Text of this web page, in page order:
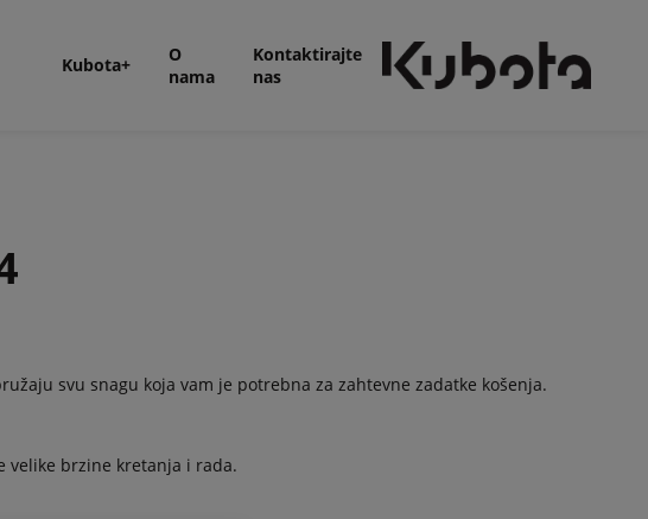
Kubota+
O
nama
Kontaktirajte
nas
svu snagu koja vam je potrebna za zahtevne zadatke košenja.
velike brzine kretanja i rada.